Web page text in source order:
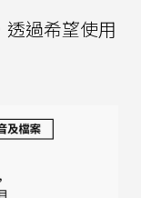
過希望使用